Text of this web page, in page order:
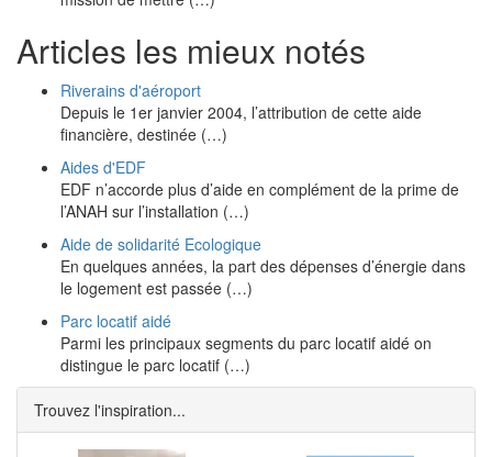
Articles les mieux notés
Riverains d'aéroport
Depuis le 1er janvier 2004, l’attribution de cette aide
financière, destinée (…)
Aides d'EDF
EDF n’accorde plus d’aide en complément de la prime de
l’ANAH sur l’installation (…)
Aide de solidarité Ecologique
En quelques années, la part des dépenses d’énergie dans
le logement est passée (…)
Parc locatif aidé
Parmi les principaux segments du parc locatif aidé on
distingue le parc locatif (…)
Trouvez l'inspiration...